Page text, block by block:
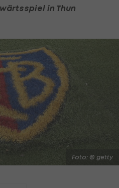
in Thun
Foto: © getty